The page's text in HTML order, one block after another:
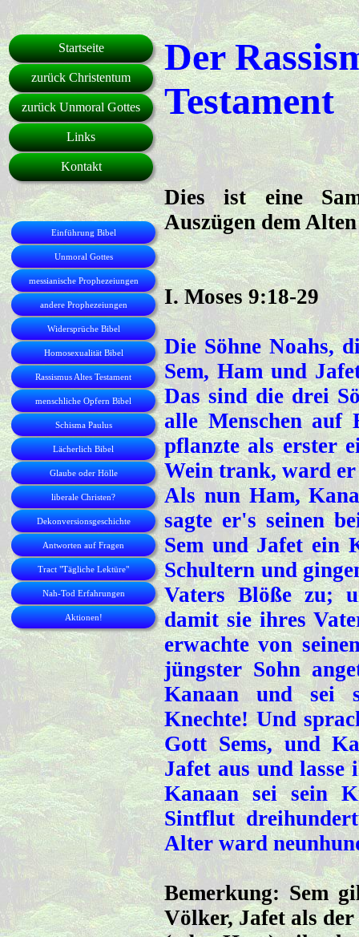
Startseite
zurück Christentum
zurück Unmoral Gottes
Links
Kontakt
Einführung Bibel
Unmoral Gottes
messianische Prophezeiungen
andere Prophezeiungen
Widersprüche Bibel
Homosexualität Bibel
Rassismus Altes Testament
menschliche Opfern Bibel
Schisma Paulus
Lächerlich Bibel
Glaube oder Hölle
liberale Christen?
Dekonversionsgeschichte
Antworten auf Fragen
Tract "Tägliche Lektüre"
Nah-Tod Erfahrungen
Aktionen!
Der
Testament
Dies ist eine
Auszügen dem
I. Moses 9:18-29
Die Söhne Noahs,
Sem, Ham und
Das sind die drei
alle Menschen auf
pflanzte als erster
Wein trank, ward
Als nun Ham,
sagte er's seinen
Sem und Jafet ein
Schultern und
Vaters Blöße zu;
damit sie ihres
erwachte von
jüngster Sohn
Kanaan und sei
Knechte! Und
Gott Sems, und
Jafet aus und lasse
Kanaan sei sein
Sintflut
Alter ward
Bemerkung: Sem
Völker, Jafet als